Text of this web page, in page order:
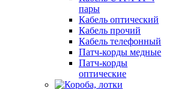
пары
Кабель оптический
Кабель прочий
Кабель телефонный
Патч-корды медные
Патч-корды
оптические